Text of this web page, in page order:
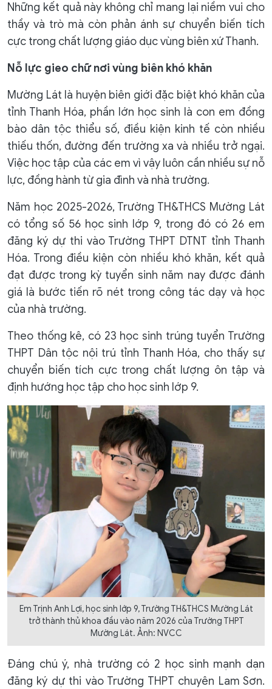
Những kết quả này không chỉ mang lại niềm vui cho
thầy và trò mà còn phản ánh sự chuyển biến tích
cực trong chất lượng giáo dục vùng biên xứ Thanh.
Nỗ lực gieo chữ nơi vùng biên khó khăn
Mường Lát là huyện biên giới đặc biệt khó khăn của
tỉnh Thanh Hóa, phần lớn học sinh là con em đồng
bào dân tộc thiểu số, điều kiện kinh tế còn nhiều
thiếu thốn, đường đến trường xa và nhiều trở ngại.
Việc học tập của các em vì vậy luôn cần nhiều sự nỗ
lực, đồng hành từ gia đình và nhà trường.
Năm học 2025-2026, Trường TH&THCS Mường Lát
có tổng số 56 học sinh lớp 9, trong đó có 26 em
đăng ký dự thi vào Trường THPT DTNT tỉnh Thanh
Hóa. Trong điều kiện còn nhiều khó khăn, kết quả
đạt được trong kỳ tuyển sinh năm nay được đánh
giá là bước tiến rõ nét trong công tác dạy và học
của nhà trường.
Theo thống kê, có 23 học sinh trúng tuyển Trường
THPT Dân tộc nội trú tỉnh Thanh Hóa, cho thấy sự
chuyển biến tích cực trong chất lượng ôn tập và
định hướng học tập cho học sinh lớp 9.
Em Trịnh Anh Lợi, học sinh lớp 9, Trường TH&THCS Mường Lát
trở thành thủ khoa đầu vào năm 2026 của Trường THPT
Mường Lát. Ảnh: NVCC
Đáng chú ý, nhà trường có 2 học sinh mạnh dạn
đăng ký dự thi vào Trường THPT chuyên Lam Sơn.